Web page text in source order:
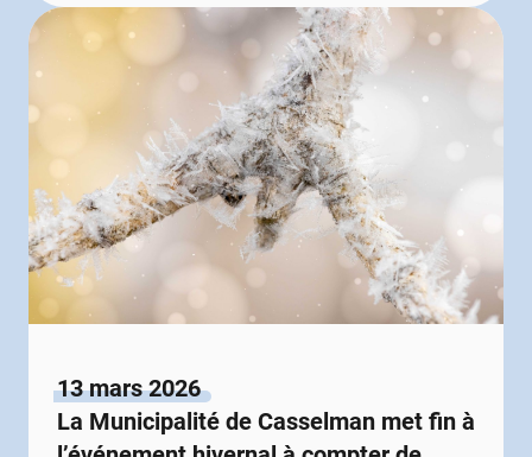
13 mars 2026
La Municipalité de Casselman met fin à